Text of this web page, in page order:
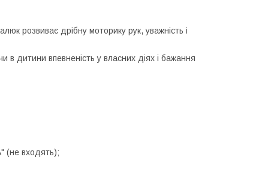
розвиває дрібну моторику рук, уважність і
дитини впевненість у власних діях і бажання
(не входять);